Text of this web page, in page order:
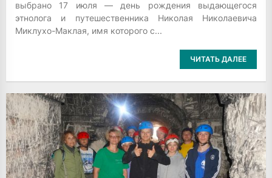
выбрано 17 июля — день рождения выдающегося
этнолога и путешественника Николая Николаевича
Миклухо-Маклая, имя которого с...
ЧИТАТЬ ДАЛЕЕ